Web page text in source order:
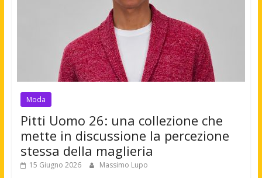
Moda
Pitti Uomo 26: una collezione che
mette in discussione la percezione
stessa della maglieria
15 Giugno 2026 Massimo Lupo